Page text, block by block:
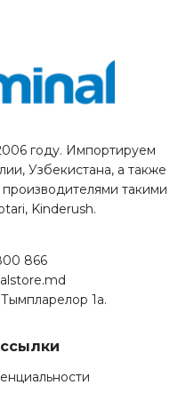
году. Импортируем
Узбекистана, а также
такими
Kinderush.
866
1а.